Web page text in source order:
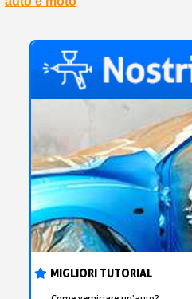
MIGLIORI TUTORIAL